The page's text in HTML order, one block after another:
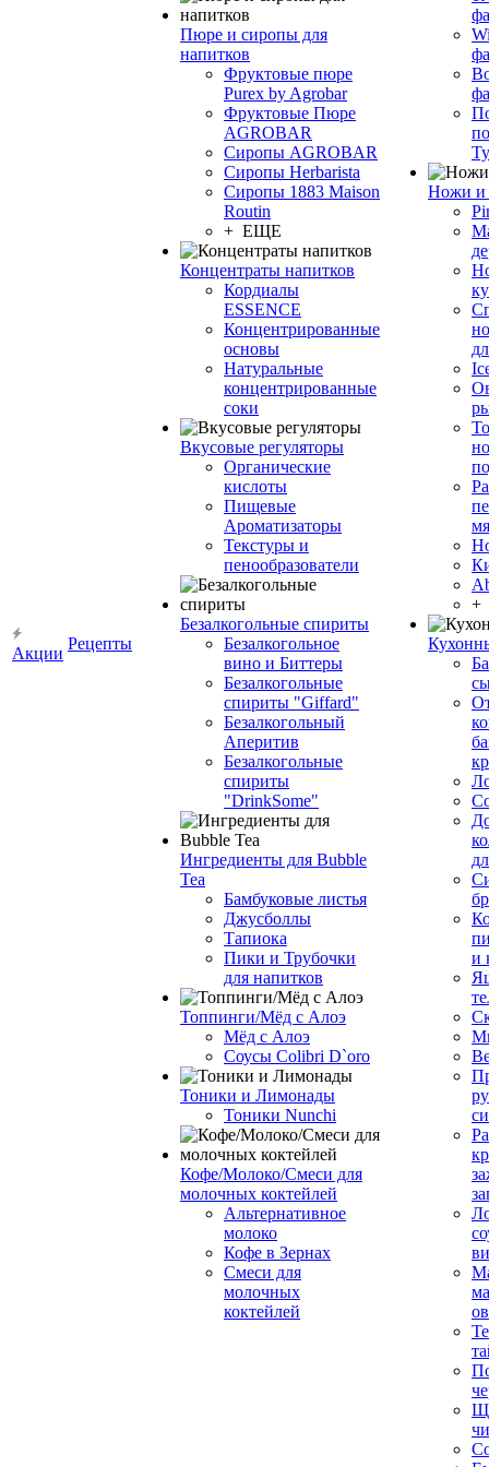
Акции
Рецепты
Пюре и сиропы для
напитков
Фруктовые пюре
Purex by Agrobar
Фруктовые Пюре
AGROBAR
Сиропы AGROBAR
Сиропы Herbarista
Сиропы 1883 Maison
Routin
+ ЕЩЕ
Концентраты напитков
Кордиалы
ESSENCE
Концентрированные
основы
Натуральные
концентрированные
соки
Вкусовые регуляторы
Органические
кислоты
Пищевые
Ароматизаторы
Текстуры и
пенообразователи
Безалкогольные спириты
Безалкогольное
вино и Биттеры
Безалкогольные
спириты "Giffard"
Безалкогольный
Аперитив
Безалкогольные
спириты
"DrinkSome"
Ингредиенты для Bubble
Tea
Бамбуковые листья
Джусболлы
Тапиока
Пики и Трубочки
для напитков
Топпинги/Мёд с Алоэ
Мёд с Алоэ
Соусы Colibri D`oro
Тоники и Лимонады
Тоники Nunchi
Кофе/Молоко/Смеси для
молочных коктейлей
Альтернативное
молоко
Кофе в Зернах
Смеси для
молочных
коктейлей
Ножи и
+
и